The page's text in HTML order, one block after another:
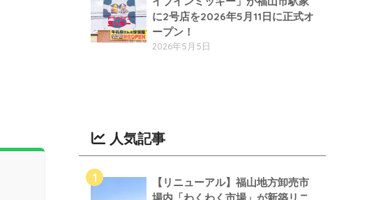
に2号店を2026年5月11日に正式オ
ープン！
2026年5月5日
人気記事
【リニューアル】福山地方卸売市